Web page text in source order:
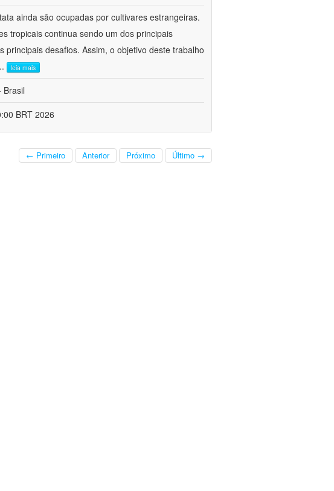
ainda são ocupadas por cultivares estrangeiras.
tropicais continua sendo um dos principais
desafios. Assim, o objetivo deste trabalho
leia mais
Brasil
BRT 2026
← Primeiro Anterior Próximo Último →